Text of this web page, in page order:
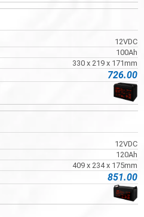
12VDC
100Ah
330 x 219 x 171mm
726.00
12VDC
120Ah
409 x 234 x 175mm
851.00